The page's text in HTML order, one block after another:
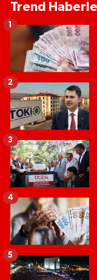
Trend
1
2
3
4
5